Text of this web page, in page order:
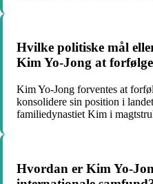
Hvilke politiske mål
Kim Yo-Jong at
Kim Yo-Jong forventes at
konsolidere sin position i
familiedynastiet Kim i
Hvordan er Kim Yo-